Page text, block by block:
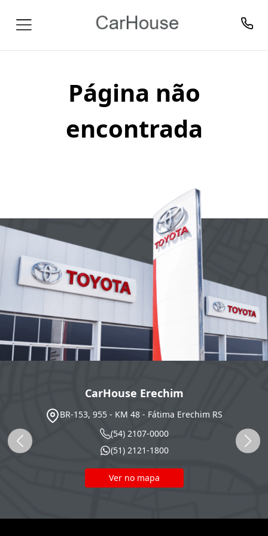
Página não
encontrada
CarHouse Erechim
BR-153, 955 - KM 48 - Fátima Erechim RS
(54) 2107-0000
(51) 2121-1800
Ver no mapa